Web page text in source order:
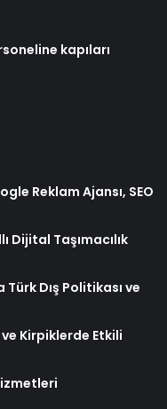
kapıları
Reklam Ajansı, SEO
Dijital Taşımacılık
Dış Politikası ve
Kirpiklerde Etkili